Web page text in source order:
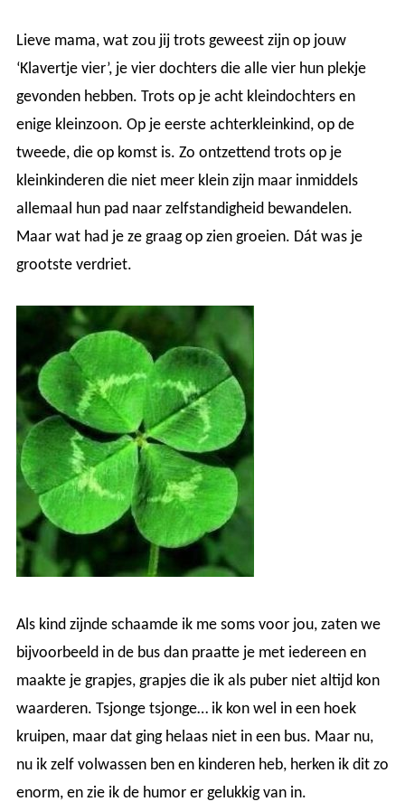
Lieve mama, wat zou jij trots geweest zijn op jouw
‘Klavertje vier’, je vier dochters die alle vier hun plekje
gevonden hebben. Trots op je acht kleindochters en
enige kleinzoon. Op je eerste achterkleinkind, op de
tweede, die op komst is. Zo ontzettend trots op je
kleinkinderen die niet meer klein zijn maar inmiddels
allemaal hun pad naar zelfstandigheid bewandelen.
Maar wat had je ze graag op zien groeien. Dát was je
grootste verdriet.
Als kind zijnde schaamde ik me soms voor jou, zaten we
bijvoorbeeld in de bus dan praatte je met iedereen en
maakte je grapjes, grapjes die ik als puber niet altijd kon
waarderen. Tsjonge tsjonge… ik kon wel in een hoek
kruipen, maar dat ging helaas niet in een bus. Maar nu,
nu ik zelf volwassen ben en kinderen heb, herken ik dit zo
enorm, en zie ik de humor er gelukkig van in.